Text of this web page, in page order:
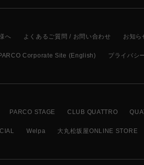
へ よくあるご質問 / お問い合わせ お知ら
Corporate Site (English) プライバシ
PARCO STAGE CLUB QUATTRO
Welpa 大丸松坂屋ONLINE STORE